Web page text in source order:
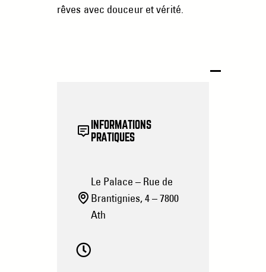
rêves avec douceur et vérité.
INFORMATIONS
PRATIQUES
Le Palace – Rue de
Brantignies, 4 – 7800
Ath